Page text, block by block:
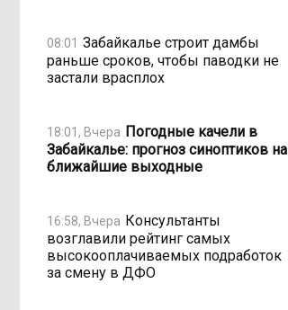
08:01 Забайкалье строит дамбы
раньше сроков, чтобы паводки не
застали врасплох
18:01, Вчера Погодные качели в
Забайкалье: прогноз синоптиков на
ближайшие выходные
16:58, Вчера Консультанты
возглавили рейтинг самых
высокооплачиваемых подработок
за смену в ДФО